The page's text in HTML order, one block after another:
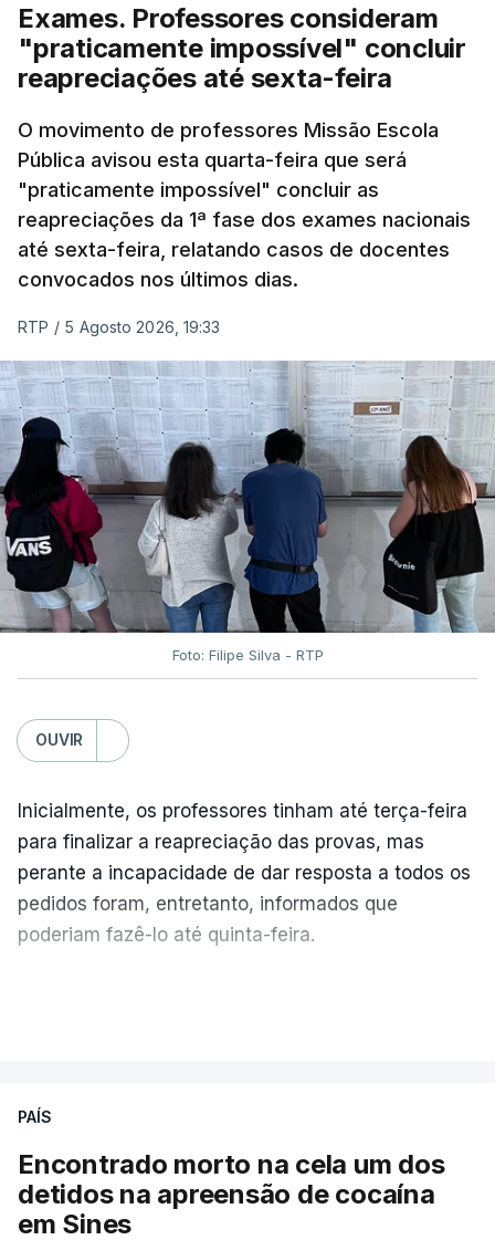
Exames. Professores consideram
"praticamente impossível" concluir
reapreciações até sexta-feira
O movimento de professores Missão Escola
Pública avisou esta quarta-feira que será
"praticamente impossível" concluir as
reapreciações da 1ª fase dos exames nacionais
até sexta-feira, relatando casos de docentes
convocados nos últimos dias.
RTP / 5 Agosto 2026, 19:33
Foto: Filipe Silva - RTP
OUVIR
Inicialmente, os professores tinham até terça-feira
para finalizar a reapreciação das provas, mas
perante a incapacidade de dar resposta a todos os
pedidos foram, entretanto, informados que
poderiam fazê-lo até quinta-feira.
No domingo, estavam concluídos cerca de 50 por
cento dos mais de 20 mil pedidos de reapreciação,
mas Cristina Mota, porta-voz da Missão Escola
Pública, tem dúvidas de que o processo esteja
PAÍS
Encontrado morto na cela um dos
detidos na apreensão de cocaína
em Sines